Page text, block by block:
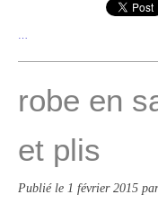
robe en
et plis
Publié le 1 février 2015